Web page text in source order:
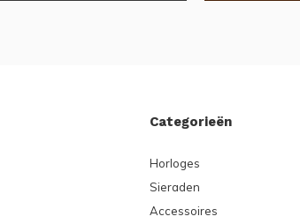
Categorieën
Horloges
Sieraden
Accessoires